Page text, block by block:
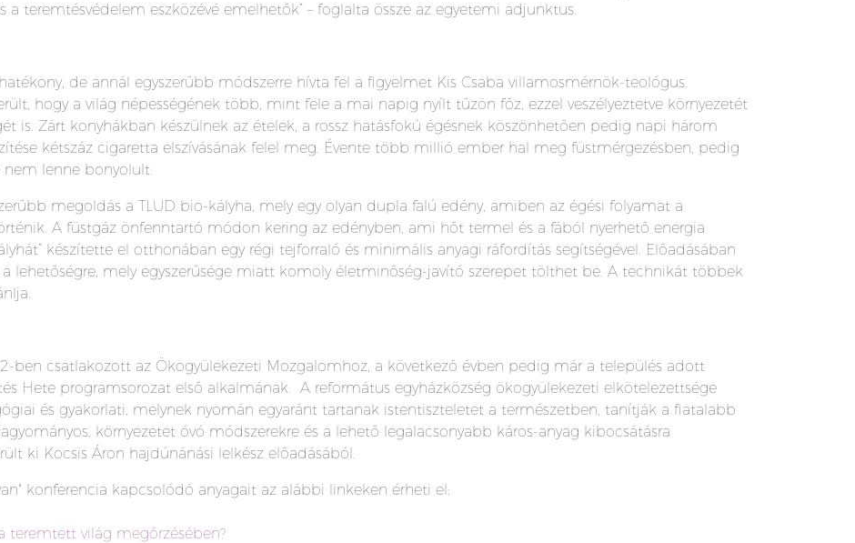
teremtésvédelem eszközévé emelhetők” – foglalta össze az egyetemi adjunktus.
de annál egyszerűbb módszerre hívta fel a figyelmet Kis Csaba villamosmérnök-teológus.
hogy a világ népességének több, mint fele a mai napig nyílt tűzön főz, ezzel veszélyeztetve környezetét
is. Zárt konyhákban készülnek az ételek, a rossz hatásfokú égésnek köszönhetően pedig napi három
kétszáz cigaretta elszívásának felel meg. Évente több millió ember hal meg füstmérgezésben, pedig
nem lenne bonyolult.
megoldás a TLUD bio-kályha, mely egy olyan dupla falú edény, amiben az égési folyamat a
A füstgáz önfenntartó módon kering az edényben, ami hőt termel és a fából nyerhető energia
készítette el otthonában egy régi tejforraló és minimális anyagi ráfordítás segítségével. Előadásában
lehetőségre, mely egyszerűsége miatt komoly életminőség-javító szerepet tölthet be. A technikát többek
ben csatlakozott az Ökogyülekezeti Mozgalomhoz, a következő évben pedig már a település adott
Hete programsorozat első alkalmának. A református egyházközség ökogyülekezeti elkötelezettsége
és gyakorlati, melynek nyomán egyaránt tartanak istentiszteletet a természetben, tanítják a fiatalabb
környezetet óvó módszerekre és a lehető legalacsonyabb káros-anyag kibocsátásra
ki Kocsis Áron hajdúnánási lelkész előadásából.
konferencia kapcsolódó anyagait az alábbi linkeken érheti el:
teremtett világ megőrzésében?